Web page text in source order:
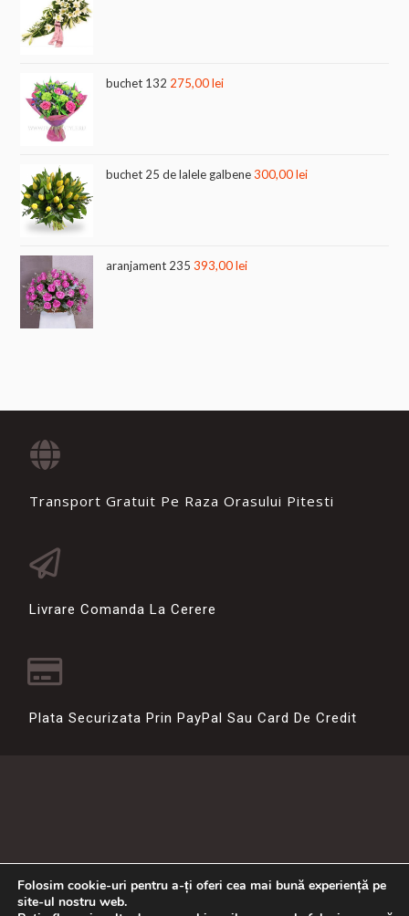
buchet 132 275,00lei
buchet 25 de lalele galbene 300,00lei
aranjament 235 393,00lei
Transport Gratuit Pe Raza Orasului Pitesti
Livrare Comanda La Cerere
Plata Securizata Prin PayPal Sau Card De Credit
Folosim cookie-uri pentru a-ți oferi cea mai bună experiență pe
site-ul nostru web.